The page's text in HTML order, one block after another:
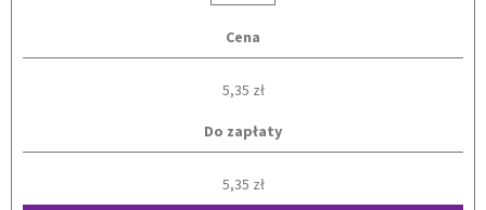
Cena
5,35 zł
Do zapłaty
5,35 zł